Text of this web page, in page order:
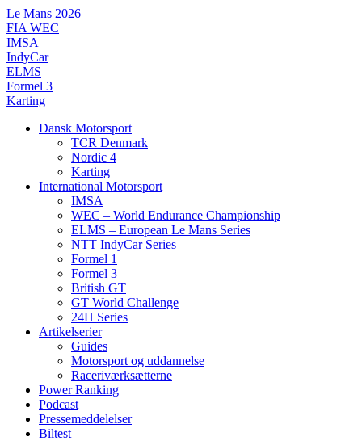
Videre
til
indhold
Le Mans 2026
FIA WEC
IMSA
IndyCar
ELMS
Formel 3
Karting
Dansk Motorsport
TCR Denmark
Nordic 4
Karting
International Motorsport
IMSA
WEC – World Endurance Championship
ELMS – European Le Mans Series
NTT IndyCar Series
Formel 1
Formel 3
British GT
GT World Challenge
24H Series
Artikelserier
Guides
Motorsport og uddannelse
Raceriværksætterne
Power Ranking
Podcast
Pressemeddelelser
Biltest